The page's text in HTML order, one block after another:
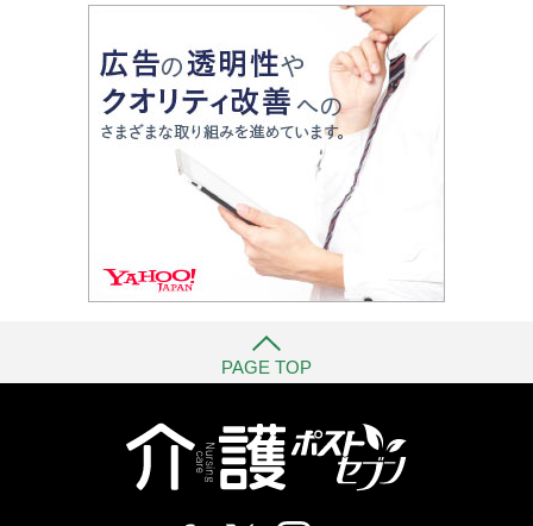
PAGE TOP